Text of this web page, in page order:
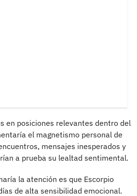
en posiciones relevantes dentro del
el magnetismo personal de
mensajes inesperados y
a prueba su lealtad sentimental.
la atención es que Escorpio
de alta sensibilidad emocional.